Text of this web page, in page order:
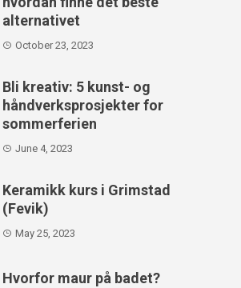
alternativet
October 23, 2023
Bli kreativ: 5 kunst- og
håndverksprosjekter for
sommerferien
June 4, 2023
Keramikk kurs i Grimstad
(Fevik)
May 25, 2023
Hvorfor maur på badet?